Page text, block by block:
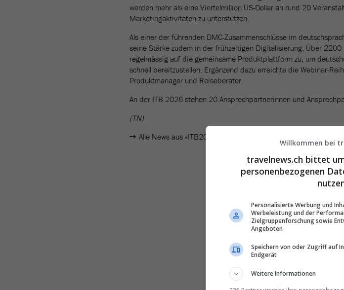
werden mehr als eine Viertelmillion US-Dollar an rund 20
Marketingaktivitäten zu unterstützen.
Als einer der führenden DMC-Zusammenschlüsse im
seine Stärke zudem in der frühzeitigen Digitalisierung. Über 2200
regelmässig auf die gemeinsame Produktplattform zu, um
schnell bereitzustellen. Ergänzend dazu erreichte die Webinar-
Produktmanager und Reiseberater.
An der ITB 2026 stehen 20 Ansprechpartnerinnen und
(TN)
Alle News aus «ITB2026»
Willkommen bei
travelnews.ch bittet
personenbezogenen
Personalisierte Werbung und
Werbeleistung und der
Zielgruppenforschung sowie
Angeboten
Speichern von oder Zugriff auf
Endgerät
Weitere Informationen